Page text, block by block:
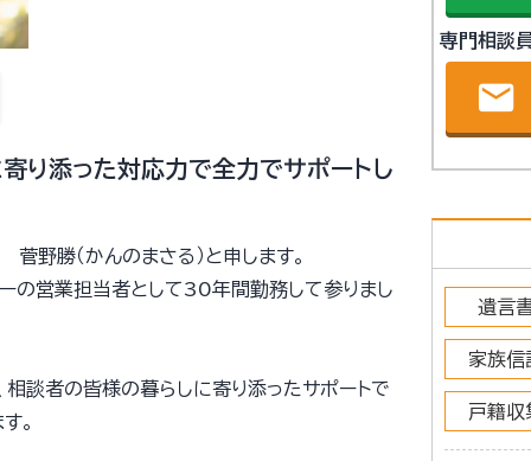
り添った対応力で全力でサポートし
野勝（かんのまさる）と申します。
の営業担当者として30年間勤務して参りまし
相談者の皆様の暮らしに寄り添ったサポートで
。
専門相談
email
遺言
家族信
戸籍収